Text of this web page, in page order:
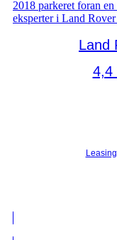
Land
4,4